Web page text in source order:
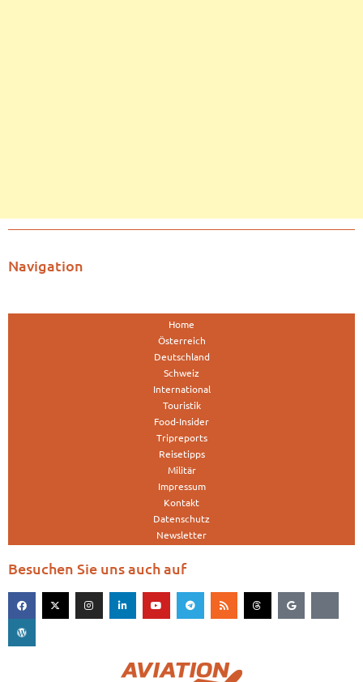
Navigation
Home
Österreich
Deutschland
Schweiz
International
Touristik
Food-Insider
Tripreports
Reisetipps
Militär
Impressum
Kontakt
Datenschutz
Newsletter
Besuchen Sie uns auch auf